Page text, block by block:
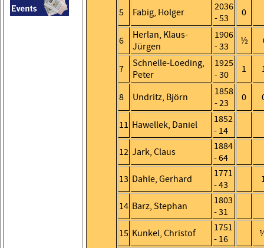
5 Fabig, Holger
2036
- 53
0
6
Herlan, Klaus-
Jürgen
1906
- 33
½
7
Schnelle-Loeding,
Peter
1925
- 30
1
8 Undritz, Björn
1858
- 23
0
11 Hawellek, Daniel
1852
- 14
12 Jark, Claus
1884
- 64
13 Dahle, Gerhard
1771
- 43
14 Barz, Stephan
1803
- 31
15 Kunkel, Christof
1751
- 16